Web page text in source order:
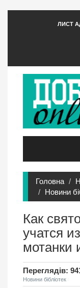
ЛИСТ
Головна
Новини
Как
учатся
мотанки
Переглядів:
Новини бібліотек